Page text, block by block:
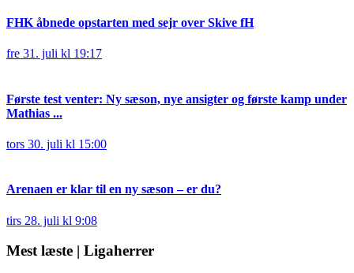
FHK åbnede opstarten med sejr over Skive fH
fre 31. juli kl 19:17
Første test venter: Ny sæson, nye ansigter og første kamp under
Mathias ...
tors 30. juli kl 15:00
Arenaen er klar til en ny sæson – er du?
tirs 28. juli kl 9:08
Mest læste | Ligaherrer